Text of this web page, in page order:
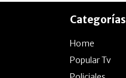
Categorías
Home
Popular Tv